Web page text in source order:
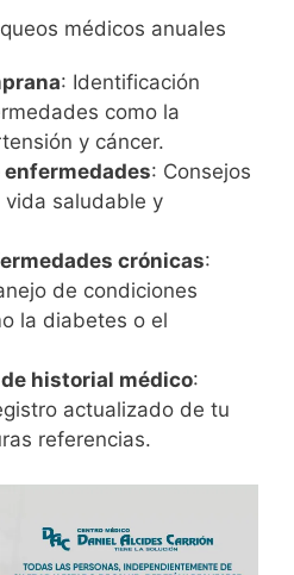
médicos anuales
: Identificación
como la
y cáncer.
enfermedades: Consejos
saludable y
crónicas:
de condiciones
la diabetes o el
historial médico:
actualizado de tu
referencias.